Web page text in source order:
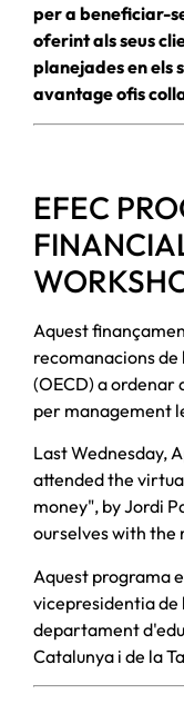
per a beneficiar-
oferint als seus
planejades en els
avantage ofis
EFEC
Aquest
recomanacions
(OECD) a ordenar
per management
Last Wednesday,
attended the
money", by Jordi
ourselves with the
Aquest programa
vicepresidentia de
departament
Catalunya i de la